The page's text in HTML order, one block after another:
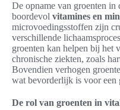
De opname van groenten
boordevol vitamines en
microvoedingsstoffen zijn
verschillende
groenten kan helpen bij het
chronische ziekten, zoals
Bovendien verhogen
wat bevorderlijk is voor een
De rol van groenten in